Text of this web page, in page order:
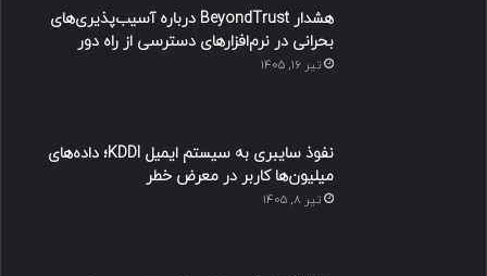
هشدار BeyondTrust درباره آسیب‌پذیری‌های
بحرانی در نرم‌افزارهای دسترسی از راه دور
تیر ۱۶, ۱۴۰۵
نفوذ سایبری به سیستم ایمیل KDDI؛ داده‌های
میلیون‌ها کاربر در معرض خطر
تیر ۸, ۱۴۰۵